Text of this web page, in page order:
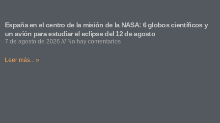
España en el centro de la misión de la NASA: 6 globos científicos y
un avión para estudiar el eclipse del 12 de agosto
7 de agosto de 2026 No hay comentarios
Leer más... »